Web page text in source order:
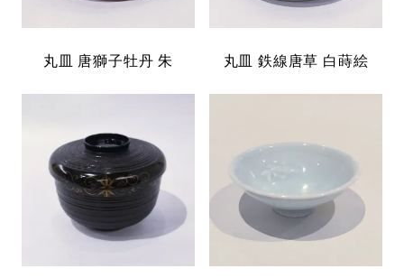
丸皿 唐獅子牡丹 朱 丸皿 鉄線唐草 白蒔絵